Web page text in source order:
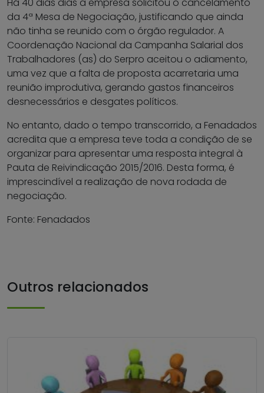
Há 40 dias dias a empresa solicitou o cancelamento
da 4ª Mesa de Negociação, justificando que ainda
não tinha se reunido com o órgão regulador. A
Coordenação Nacional da Campanha Salarial dos
Trabalhadores (as) do Serpro aceitou o adiamento,
uma vez que a falta de proposta acarretaria uma
reunião improdutiva, gerando gastos financeiros
desnecessários e desgates políticos.
No entanto, dado o tempo transcorrido, a Fenadados
acredita que a empresa teve toda a condição de se
organizar para apresentar uma resposta integral à
Pauta de Reivindicação 2015/2016. Desta forma, é
imprescindível a realização de nova rodada de
negociação.
Fonte: Fenadados
Outros relacionados